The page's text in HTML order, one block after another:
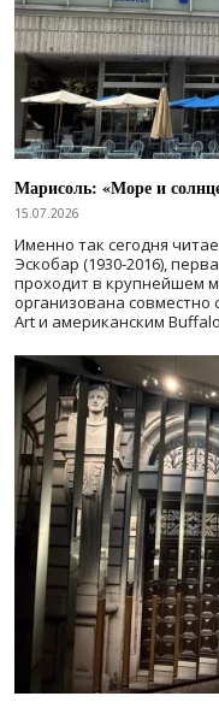
Марисоль: «Море и
15.07.2026
Именно так сегодня
Эскобар (1930-2016),
проходит в крупнейшем
организована совместно
Art и американским